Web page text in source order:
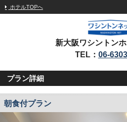
ホテルTOPへ
新大阪ワシントン
TEL： 06-
プラン詳細
朝食付プラン